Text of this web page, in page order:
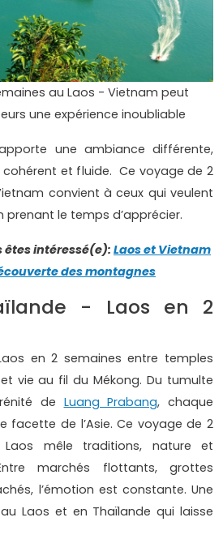
au Laos - Vietnam peut
une expérience inoubliable
une ambiance différente,
cohérent et fluide. Ce voyage de 2
convient à ceux qui veulent
le temps d’apprécier.
êtes intéressé(e): Laos et Vietnam
des montagnes
- Laos en 2
en 2 semaines entre temples
et vie au fil du Mékong. Du tumulte
de Luang Prabang, chaque
facette de l’Asie. Ce voyage de 2
Laos mêle traditions, nature et
marchés flottants, grottes
l’émotion est constante. Une
Laos et en Thaïlande qui laisse